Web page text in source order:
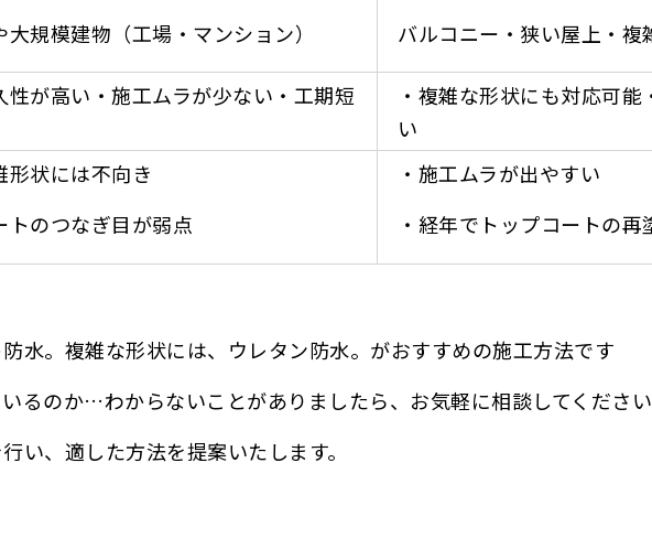
大規模建物（工場・マンション） バルコニー・狭い屋上・複
性が高い・施工ムラが少ない・工期短
・複雑な形状にも対応可
い
形状には不向き
トのつなぎ目が弱点
・施工ムラが出やすい
・経年でトップコートの再
水。複雑な形状には、ウレタン防水。がおすすめの施工方法です
るのか…わからないことがありましたら、お気軽に相談してくださ
い、適した方法を提案いたします。